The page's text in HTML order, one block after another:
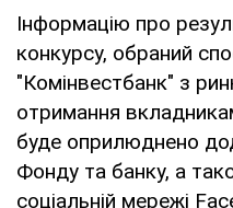
Інформацію про
конкурсу, обраний
"Комінвестбанк" з
отримання
буде оприлюднено
Фонду та банку, а
соціальній мережі